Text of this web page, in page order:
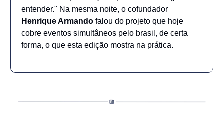
entender." Na mesma noite, o cofundador
Henrique Armando falou do projeto que hoje
cobre eventos simultâneos pelo brasil, de certa
forma, o que esta edição mostra na prática.